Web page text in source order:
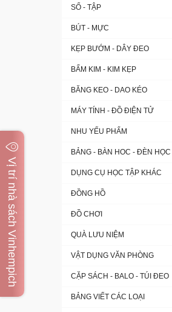
SỔ - TẬP
BÚT - MỰC
KẸP BƯỚM - DÂY ĐEO
BẤM KIM - KIM KẸP
BĂNG KEO - DAO KÉO
MÁY TÍNH - ĐỒ ĐIỆN TỬ
NHU YẾU PHẨM
BẢNG - BÀN HOC - ĐÈN HỌC
DỤNG CỤ HỌC TẬP KHÁC
ĐỒNG HỒ
ĐỒ CHƠI
QUÀ LƯU NIỆM
VẬT DỤNG VĂN PHÒNG
CẶP SÁCH - BALO - TÚI ĐEO
BẢNG VIẾT CÁC LOẠI
Vị trí nhà sách Vinhempich